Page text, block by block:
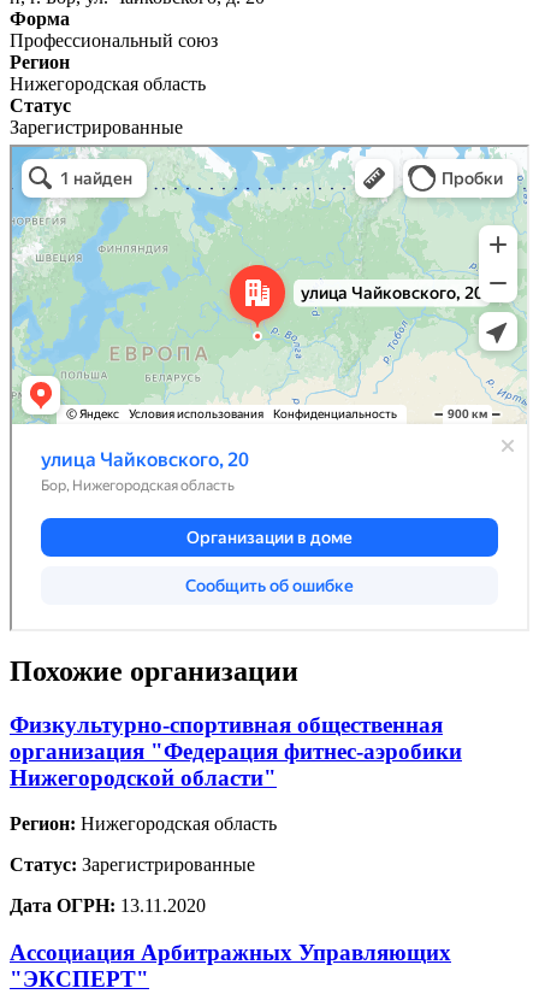
Форма
Профессиональный союз
Регион
Нижегородская область
Статус
Зарегистрированные
Похожие организации
Физкультурно-спортивная общественная
организация "Федерация фитнес-аэробики
Нижегородской области"
Регион: Нижегородская область
Статус: Зарегистрированные
Дата ОГРН: 13.11.2020
Ассоциация Арбитражных Управляющих
"ЭКСПЕРТ"